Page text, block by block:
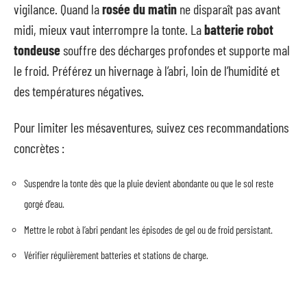
vigilance. Quand larosée du matin ne disparaît pas avant
midi, mieux vaut interrompre la tonte. Labatterie robot
tondeusesouffre des décharges profondes et supporte mal
le froid. Préférez un hivernage à l’abri, loin de l’humidité et
des températures négatives.
Pour limiter les mésaventures, suivez ces recommandations
concrètes :
Suspendre la tonte dès que la pluie devient abondante ou que le sol reste
gorgé d’eau.
Mettre le robot à l’abri pendant les épisodes de gel ou de froid persistant.
Vérifier régulièrement batteries et stations de charge.